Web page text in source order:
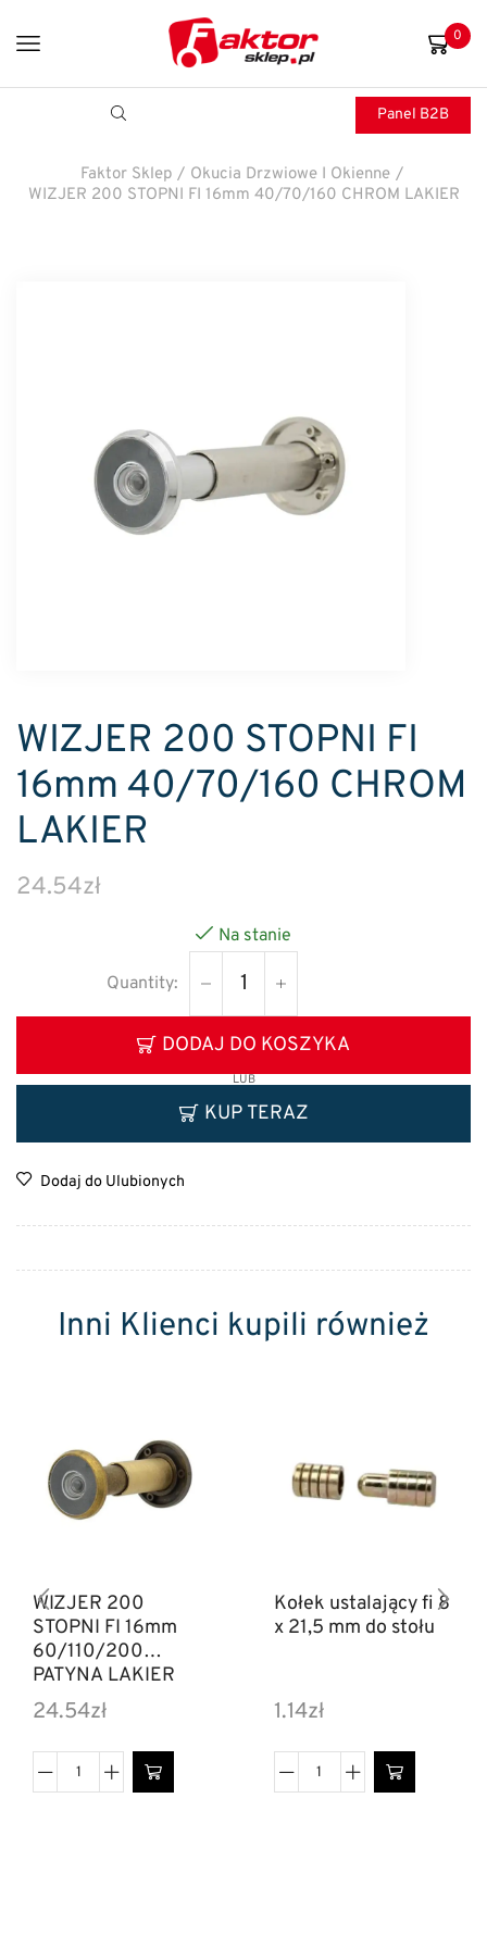
0
Panel B2B
Faktor Sklep / Okucia Drzwiowe I Okienne /
WIZJER 200 STOPNI FI 16mm 40/70/160 CHROM LAKIER
WIZJER 200 STOPNI FI
16mm 40/70/160 CHROM
LAKIER
24.54zł
Na stanie
DODAJ DO KOSZYKA
LUB
KUP TERAZ
Dodaj do Ulubionych
Inni Klienci kupili również
WIZJER 200
STOPNI FI 16mm
60/110/200
PATYNA LAKIER
24.54zł
Kołek ustalający fi 8
x 21,5 mm do stołu
1.14zł